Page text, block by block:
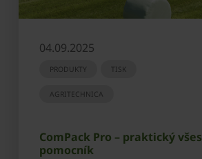
04.09.2025
PRODUKTY TISK
AGRITECHNICA
ComPack Pro – praktický
pomocník